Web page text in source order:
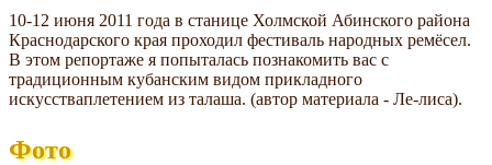
10-12 июня 2011 года в станице Холмской Абинского района
Краснодарского края проходил фестиваль народных ремёсел.
В этом репортаже я попыталась познакомить вас с
традиционным кубанским видом прикладного
искусстваплетением из талаша. (автор материала - Ле-лиса).
Фото